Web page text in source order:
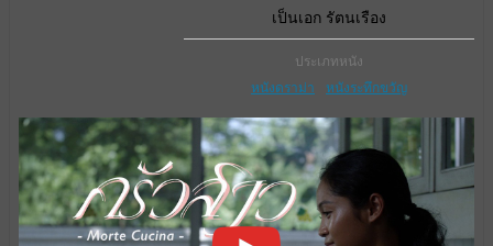
เป็นเอก รัตนเรือง
ประเภทหนัง
หนังดราม่า
หนังระทึกขวัญ